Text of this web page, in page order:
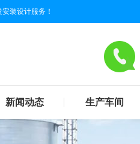
装设计服务！
新闻动态 生产车间